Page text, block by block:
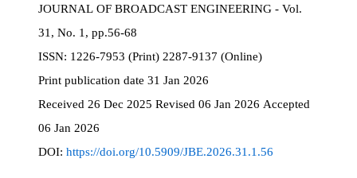
JOURNAL OF BROADCAST ENGINEERING - Vol.
31, No. 1, pp.56-68
ISSN:
1226-7953 (Print) 2287-9137 (Online)
Print publication date 31 Jan 2026
Received 26 Dec 2025 Revised 06 Jan 2026 Accepted
06 Jan 2026
DOI: https://doi.org/10.5909/JBE.2026.31.1.56